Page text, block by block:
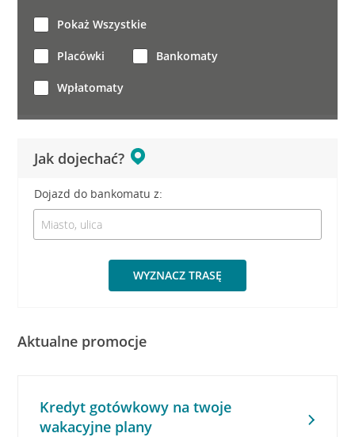
Jak dojechać?
Dojazd do bankomatu z:
WYZNACZ TRASĘ
Pokaż Wszystkie
Placówki Bankomaty
Wpłatomaty
Aktualne promocje
Kredyt gotówkowy na twoje
wakacyjne plany